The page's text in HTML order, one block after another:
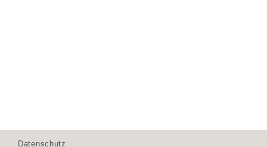
Datenschutz